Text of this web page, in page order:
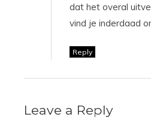
dat het overal
vind je inderdaad
Reply
Leave a Reply